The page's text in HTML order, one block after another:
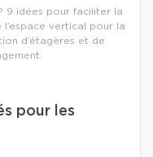
9 idées pour faciliter la
vertical pour la
d’étagères et de
pour les